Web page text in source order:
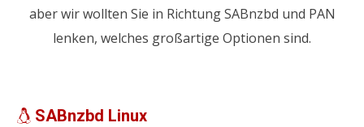
aber wir wollten Sie in Richtung SABnzbd und PAN
lenken, welches großartige Optionen sind.
SABnzbd Linux